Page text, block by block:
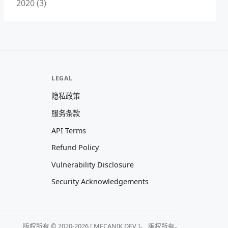
2020 (3)
LEGAL
隐私政策
服务条款
API Terms
Refund Policy
Vulnerability Disclosure
Security Acknowledgements
版权所有 © 2020-2026 [ MECANIK DEV ]。 版权所有。